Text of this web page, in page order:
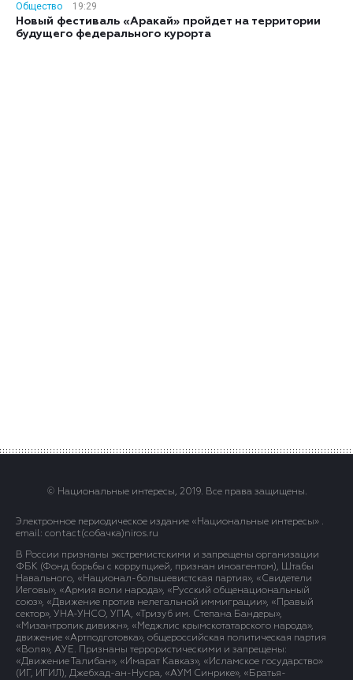
Общество
19:29
Новый фестиваль «Аракай» пройдет на территории
будущего федерального курорта
© Национальные интересы, 2019. Все права защищены.
Электронное периодическое издание «Национальные интересы» .
email: contact(сoбaчка)niros.ru
В России признаны экстремистскими и запрещены организации
ФБК (Фонд борьбы с коррупцией, признан иноагентом), Штабы
Навального, «Национал-большевистская партия», «Свидетели
Иеговы», «Армия воли народа», «Русский общенациональный
союз», «Движение против нелегальной иммиграции», «Правый
сектор», УНА-УНСО, УПА, «Тризуб им. Степана Бандеры»,
«Мизантропик дивижн», «Меджлис крымскотатарского народа»,
движение «Артподготовка», общероссийская политическая партия
«Воля», АУЕ. Признаны террористическими и запрещены:
«Движение Талибан», «Имарат Кавказ», «Исламское государство»
(ИГ, ИГИЛ), Джебхад-ан-Нусра, «АУМ Синрике», «Братья-